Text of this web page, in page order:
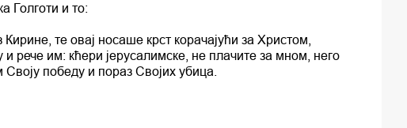
Голготи и то:
те овај носаше крст корачајући за Христом,
рече им: кћери јерусалимске, не плачите за мном, него
победу и пораз Својих убица.